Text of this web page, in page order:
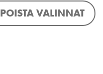
POISTA VALINNAT